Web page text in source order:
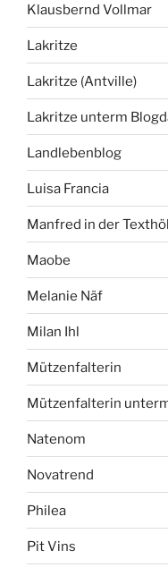
Klausbernd Vollmar
Lakritze
Lakritze (Antville)
Lakritze unterm
Landlebenblog
Luisa Francia
Manfred in der
Maobe
Melanie Näf
Milan Ihl
Mützenfalterin
Mützenfalterin
Natenom
Novatrend
Philea
Pit Vins